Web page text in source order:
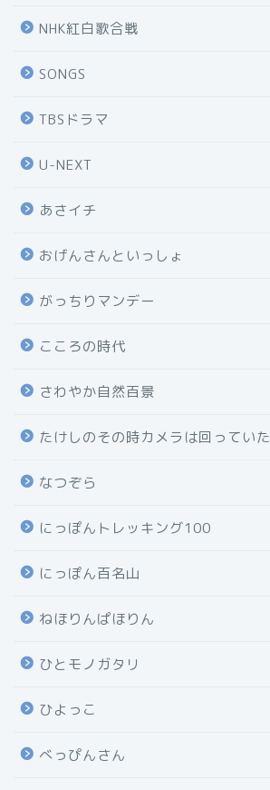
NHK紅白歌合戦
SONGS
TBSドラマ
U-NEXT
あさイチ
おげんさんといっしょ
がっちりマンデー
こころの時代
さわやか自然百景
たけしのその時カメラは回っていた
なつぞら
にっぽんトレッキング100
にっぽん百名山
ねほりんぱほりん
ひとモノガタリ
ひよっこ
べっぴんさん